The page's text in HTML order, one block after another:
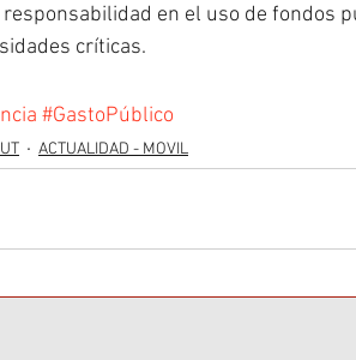
en el uso de fondos
críticas.
#GastoPúblico
ACTUALIDAD - MOVIL